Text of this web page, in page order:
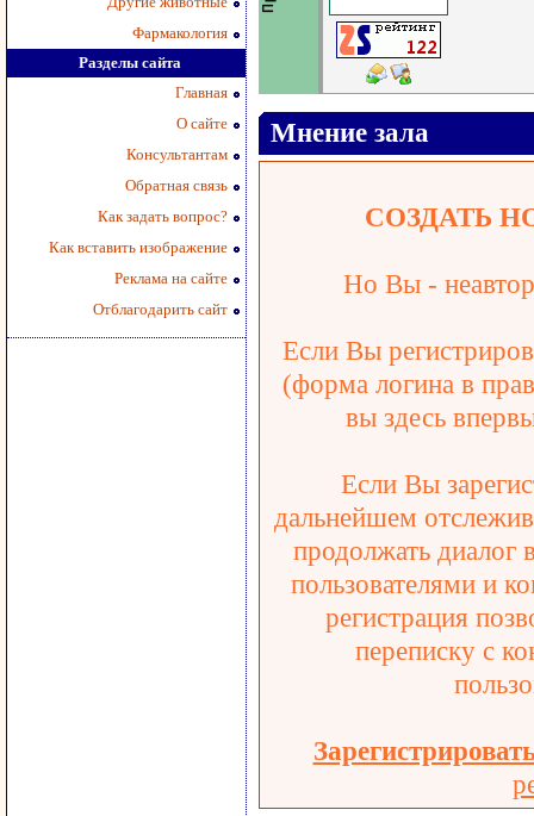
Фармакология
Разделы сайта
Главная
О сайте
Консультантам
Обратная связь
Как задать вопрос?
Как вставить изображение
Реклама на сайте
Отблагодарить сайт
Мнение зала
СОЗДАТЬ
Но Вы -
Если Вы
(форма логина в
вы здесь
Если Вы
дальнейшем
продолжать диалог
пользователями и
регистрация
переписку с